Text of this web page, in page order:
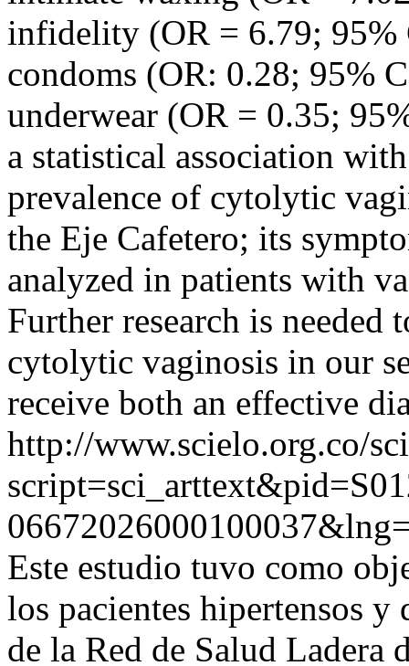
infidelity (OR = 6.79; 95%
condoms (OR: 0.28; 95%
underwear (OR = 0.35;
a statistical association
prevalence of cytolytic
the Eje Cafetero; its
analyzed in patients with
Further research is
cytolytic vaginosis in our
receive both an effective
http://www.scielo.org.co/
Este estudio tuvo como
los pacientes hipertensos y
de la Red de Salud Ladera